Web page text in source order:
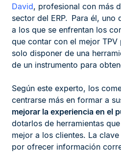
David, profesional con más
sector del ERP. Para él, uno
a los que se enfrentan los
que contar con el mejor
solo disponer de una
de un instrumento para
Según este experto, los
centrarse más en formar a
mejorar la experiencia en el
dotarlos de herramientas
mejor a los clientes. La
por ofrecer información